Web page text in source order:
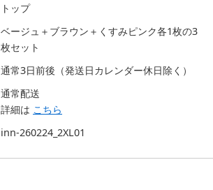
トップ
ベージュ＋ブラウン＋くすみピンク各1枚の3
枚セット
通常3日前後（発送日カレンダー休日除く）
通常配送
詳細は こちら
inn-260224_2XL01